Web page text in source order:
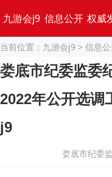
九游会j9 信息公开 权威
专题集锦
当前位置： 九游会j9 > 信息
娄底市纪委监委
2022年公开选调
j9
娄底市纪委